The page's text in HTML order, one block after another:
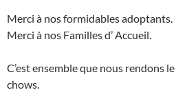
Merci à nos formidables adoptants.
Merci à nos Familles d’ Accueil.
C’est ensemble que nous rendons
chows.